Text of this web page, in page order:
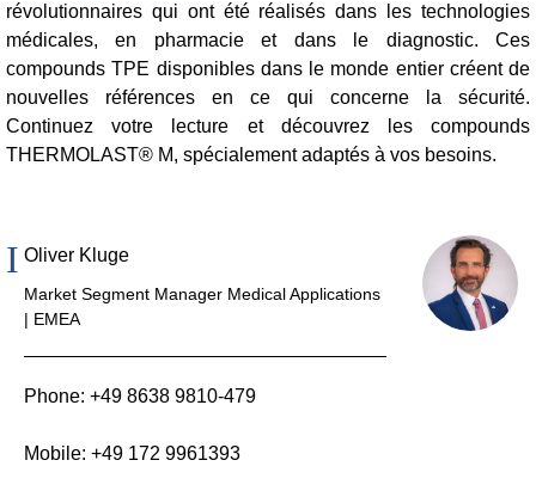
A PROPOS DE NOUS
Carrière
Entreprise
révolutionnaires qui ont été réalisés dans les technologies
médicales, en pharmacie et dans le diagnostic. Ces
compounds TPE disponibles dans le monde entier créent de
nouvelles références en ce qui concerne la sécurité.
Continuez votre lecture et découvrez les compounds
THERMOLAST® M, spécialement adaptés à vos besoins.
Oliver Kluge
Market Segment Manager Medical Applications
| EMEA
Phone: +49 8638 9810-479
Mobile: +49 172 9961393